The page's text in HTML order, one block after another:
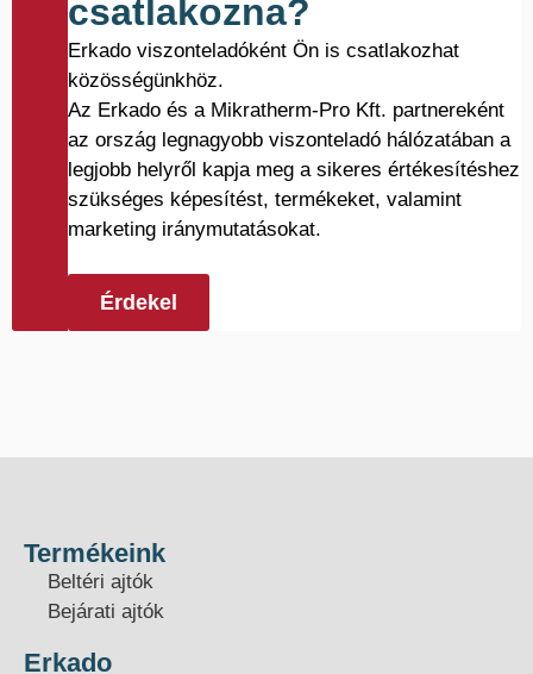
csatlakozna?
Erkado viszonteladóként Ön is csatlakozhat
közösségünkhöz.
Az Erkado és a Mikratherm-Pro Kft. partnereként
az ország legnagyobb viszonteladó hálózatában a
legjobb helyről kapja meg a sikeres értékesítéshez
szükséges képesítést, termékeket, valamint
marketing iránymutatásokat.
Érdekel
Termékeink
Beltéri ajtók
Bejárati ajtók
Erkado